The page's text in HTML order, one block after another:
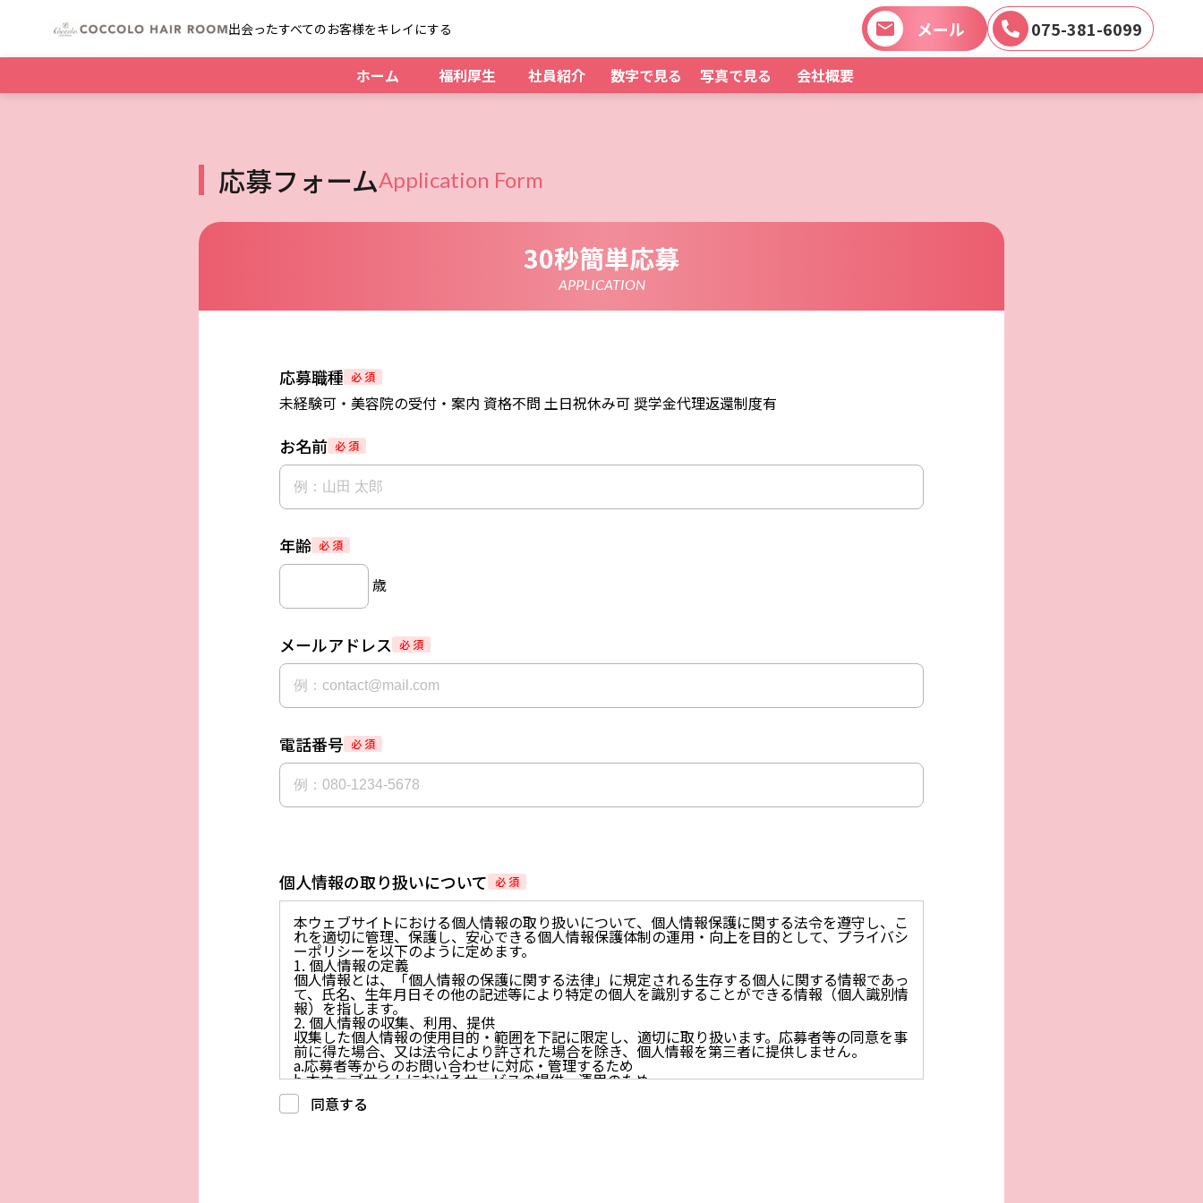
出会ったすべてのお客様をキレイにする メール 075-381-6099
ホーム 福利厚生 社員紹介 数字で見る 写真で見る 会社概要
応募フォームApplication Form
30秒簡単応募
APPLICATION
応募職種 必 須
未経験可・美容院の受付・案内 資格不問 土日祝休み可 奨学金代理返還制度有
お名前 必 須
年齢 必 須
歳
メールアドレス 必 須
電話番号 必 須
個人情報の取り扱いについて 必 須
本ウェブサイトにおける個人情報の取り扱いについて、個人情報保護に関する法令を遵守し、こ
れを適切に管理、保護し、安心できる個人情報保護体制の運用・向上を目的として、プライバシ
ーポリシーを以下のように定めます。
1. 個人情報の定義
個人情報とは、「個人情報の保護に関する法律」に規定される生存する個人に関する情報であっ
て、氏名、生年月日その他の記述等により特定の個人を識別することができる情報（個人識別情
報）を指します。
2. 個人情報の収集、利用、提供
収集した個人情報の使用目的・範囲を下記に限定し、適切に取り扱います。応募者等の同意を事
前に得た場合、又は法令により許された場合を除き、個人情報を第三者に提供しません。
a.応募者等からのお問い合わせに対応・管理するため
b.本ウェブサイトにおけるサービスの提供・運用のため
c.重要なお知らせなど必要に応じたご連絡のため
d.上記の利用目的に付随する目的
同意する